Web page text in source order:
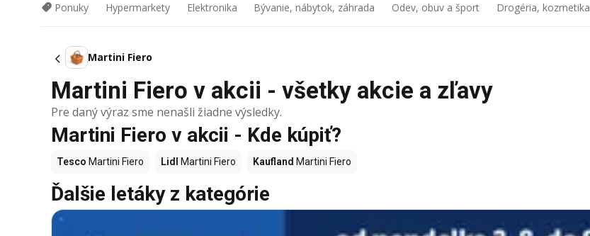
Ponuky Hypermarkety Elektronika Bývanie, nábytok, záhrada Odev, obuv a šport Drogéria, kozmetika
Martini Fiero
Martini Fiero v akcii - všetky akcie a zľavy
Pre daný výraz sme nenašli žiadne výsledky.
Martini Fiero v akcii - Kde kúpiť?
Tesco Martini Fiero Lidl Martini Fiero Kaufland Martini Fiero
Ďalšie letáky z kategórie